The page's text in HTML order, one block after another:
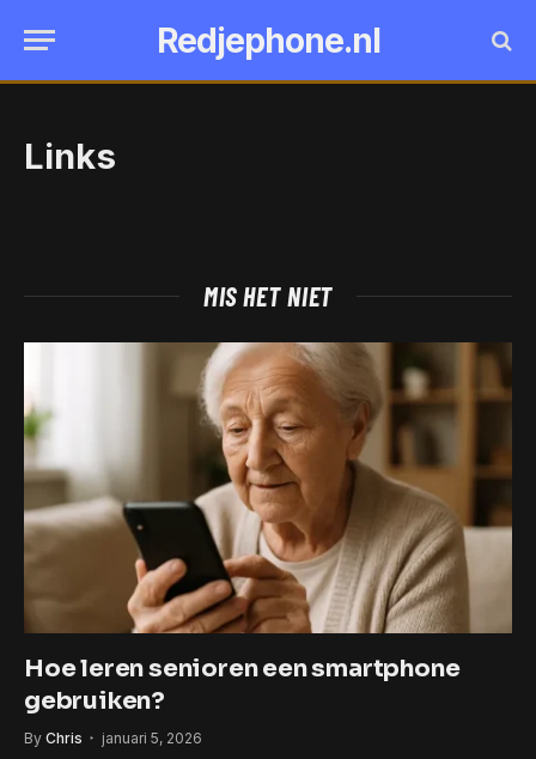
Redjephone.nl
Links
MIS HET NIET
Hoe leren senioren een smartphone
gebruiken?
By Chris januari 5, 2026